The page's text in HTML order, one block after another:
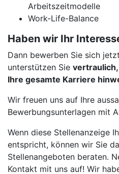
Arbeitszeitmodelle
Work-Life-Balance
Haben wir Ihr
Dann bewerben Sie sich
unterstützen Sie
Ihre gesamte Karriere
Wir freuen uns auf Ihre
Bewerbungsunterlagen mit
Wenn diese Stellenanzeige
entspricht, können wir Sie
Stellenangeboten beraten.
Kontakt mit uns auf! Wir